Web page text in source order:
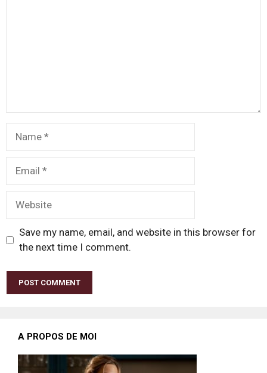
Save my name, email, and website in this browser for
the next time I comment.
A PROPOS DE MOI